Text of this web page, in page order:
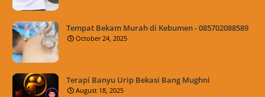
Tempat Bekam Murah di Kebumen - 085702088589
October 24, 2025
Terapi Banyu Urip Bekasi Bang Mughni
August 18, 2025